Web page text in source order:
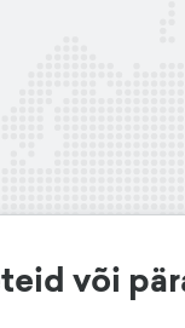
või